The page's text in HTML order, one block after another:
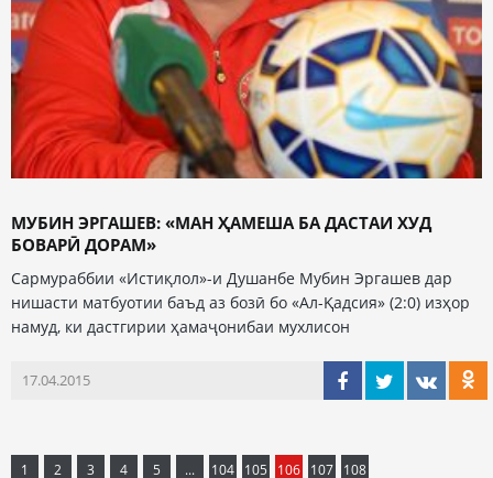
МУБИН ЭРГАШЕВ: «МАН ҲАМЕША БА ДАСТАИ ХУД
БОВАРӢ ДОРАМ»
Сармураббии «Истиқлол»-и Душанбе Мубин Эргашев дар
нишасти матбуотии баъд аз бозӣ бо «Ал-Қадсия» (2:0) изҳор
намуд, ки дастгирии ҳамаҷонибаи мухлисон
17.04.2015
1 2 3 4 5 ... 104 105 106 107 108